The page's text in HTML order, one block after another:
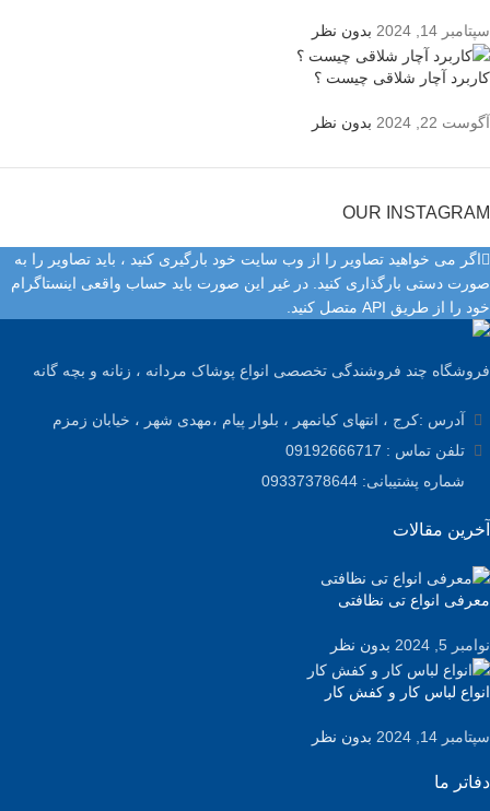
سپتامبر 14, 2024 بدون نظر
کاربرد آچار شلاقی چیست ؟
آگوست 22, 2024 بدون نظر
OUR INSTAGRAM
اگر می خواهید تصاویر را از وب سایت خود بارگیری کنید ، باید تصاویر را به
صورت دستی بارگذاری کنید. در غیر این صورت باید حساب واقعی اینستاگرام
خود را از طریق API متصل کنید.
فروشگاه چند فروشندگی تخصصی انواع پوشاک مردانه ، زنانه و بچه گانه
آدرس :کرج ، انتهای کیانمهر ، بلوار پیام ،مهدی شهر ، خیابان زمزم
تلفن تماس : 09192666717
شماره پشتیبانی: 09337378644
آخرین مقالات
معرفی انواع تی نظافتی
نوامبر 5, 2024 بدون نظر
انواع لباس کار و کفش کار
سپتامبر 14, 2024 بدون نظر
دفاتر ما